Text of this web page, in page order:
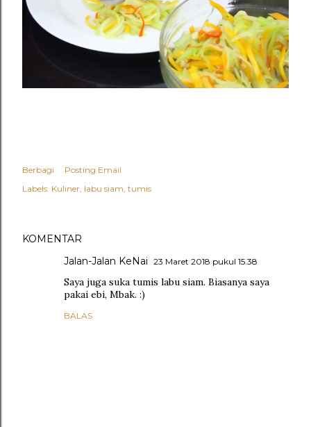
Berbagi
Posting Email
Labels: Kuliner labu siam tumis
KOMENTAR
Jalan-Jalan KeNai 23 Maret 2018 pukul 15.38
Saya juga suka tumis labu siam. Biasanya saya
pakai ebi, Mbak. :)
BALAS